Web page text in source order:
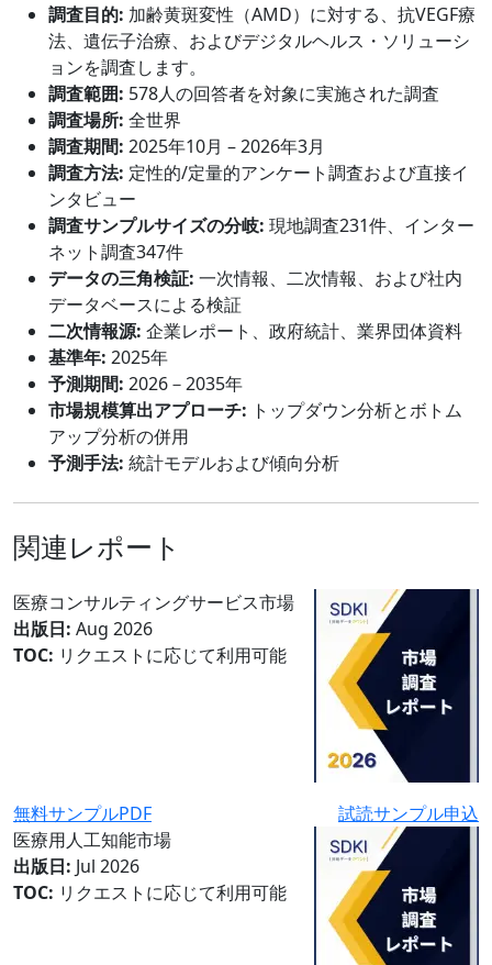
調査目的: 加齢黄斑変性（AMD）に対する、抗VEGF療
法、遺伝子治療、およびデジタルヘルス・ソリューシ
ョンを調査します。
調査範囲: 578人の回答者を対象に実施された調査
調査場所: 全世界
調査期間: 2025年10月 – 2026年3月
調査方法: 定性的/定量的アンケート調査および直接イ
ンタビュー
調査サンプルサイズの分岐: 現地調査231件、インター
ネット調査347件
データの三角検証: 一次情報、二次情報、および社内
データベースによる検証
二次情報源: 企業レポート、政府統計、業界団体資料
基準年: 2025年
予測期間: 2026－2035年
市場規模算出アプローチ: トップダウン分析とボトム
アップ分析の併用
予測手法: 統計モデルおよび傾向分析
関連レポート
医療コンサルティングサービス市場
出版日: Aug 2026
TOC: リクエストに応じて利用可能
無料サンプルPDF
試読サンプル申込
医療用人工知能市場
出版日: Jul 2026
TOC: リクエストに応じて利用可能